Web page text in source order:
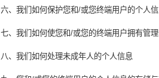
六、我们如何保护您和/或您终端用户的个人
七、我们如何使您和/或您的终端用户拥有管
八、我们如何处理未成年人的个人信息